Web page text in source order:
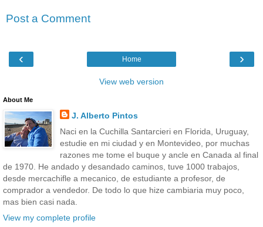
Post a Comment
‹ ›
Home
View web version
About Me
J. Alberto Pintos
Naci en la Cuchilla Santarcieri en Florida, Uruguay,
estudie en mi ciudad y en Montevideo, por muchas
razones me tome el buque y ancle en Canada al final
de 1970. He andado y desandado caminos, tuve 1000 trabajos,
desde mercachifle a mecanico, de estudiante a profesor, de
comprador a vendedor. De todo lo que hize cambiaria muy poco,
mas bien casi nada.
View my complete profile